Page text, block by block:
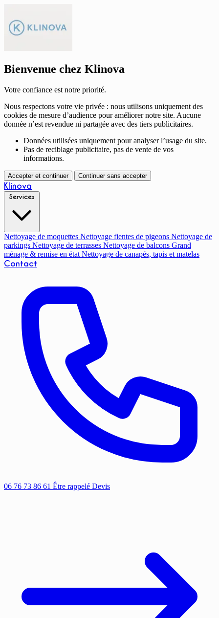
Bienvenue chez Klinova
Votre confiance est notre priorité.
Nous respectons votre vie privée : nous utilisons uniquement des
cookies de mesure d’audience pour améliorer notre site. Aucune
donnée n’est revendue ni partagée avec des tiers publicitaires.
Données utilisées uniquement pour analyser l’usage du site.
Pas de reciblage publicitaire, pas de vente de vos
informations.
Accepter et continuer Continuer sans accepter
Klinova
Nettoyage de moquettes Nettoyage fientes de pigeons Nettoyage de
parkings Nettoyage de terrasses Nettoyage de balcons Grand
ménage & remise en état Nettoyage de canapés, tapis et matelas
Contact
06 76 73 86 61 Être rappelé Devis